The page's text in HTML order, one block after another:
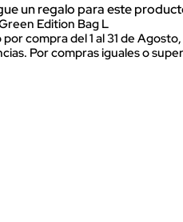
un regalo para este
Edition Bag L
por compra del 1 al 31 de
Por compras iguales o